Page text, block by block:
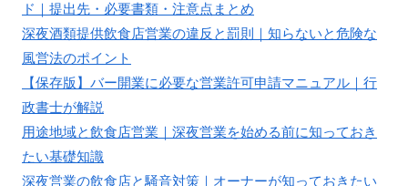
ド｜提出先・必要書類・注意点まとめ
深夜酒類提供飲食店営業の違反と罰則｜知らないと危険な
風営法のポイント
【保存版】バー開業に必要な営業許可申請マニュアル｜行
政書士が解説
用途地域と飲食店営業｜深夜営業を始める前に知っておき
たい基礎知識
深夜営業の飲食店と騒音対策｜オーナーが知っておきたい